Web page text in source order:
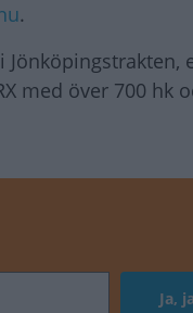
.
med över 700 hk